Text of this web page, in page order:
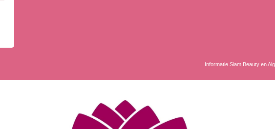
Informatie Siam Beauty en